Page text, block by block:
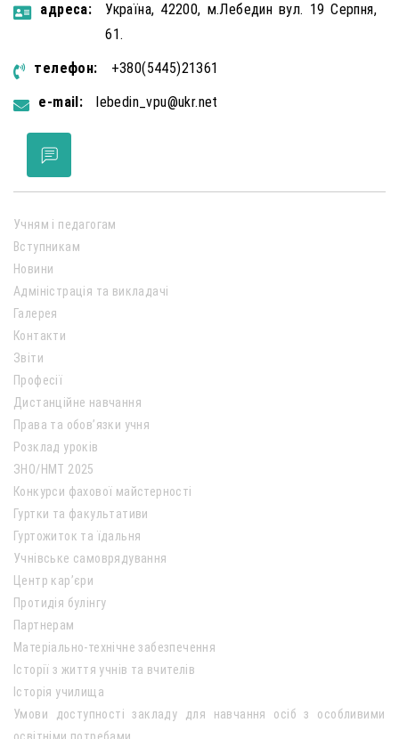
aдресa:
Україна, 42200, м.Лебедин вул. 19 Серпня,
61.
телефон:
+380(5445)21361
e-mail:
lebedin_vpu@ukr.net
Учням і педагогам
Вступникам
Новини
Адміністрація та викладачі
Галерея
Контакти
Звіти
Професії
Дистанційне навчання
Права та обов’язки учня
Розклад уроків
ЗНО/НМТ 2025
Конкурси фахової майстерності
Гуртки та факультативи
Гуртожиток та їдальня
Учнівське самоврядування
Центр кар’єри
Протидія булінгу
Партнерам
Матеріально-технічне забезпечення
Історії з життя учнів та вчителів
Історія училища
Умови доступності закладу для навчання осіб з особливими